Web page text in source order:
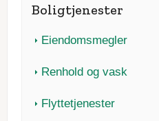
Boligtjenester
Eiendomsmegler
Renhold og vask
Flyttetjenester